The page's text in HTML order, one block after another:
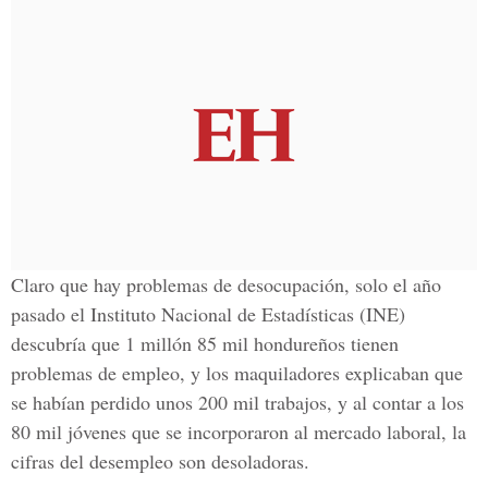
Claro que hay problemas de desocupación, solo el año
pasado el Instituto Nacional de Estadísticas (INE)
descubría que 1 millón 85 mil hondureños tienen
problemas de empleo, y los maquiladores explicaban que
se habían perdido unos 200 mil trabajos, y al contar a los
80 mil jóvenes que se incorporaron al mercado laboral, la
cifras del desempleo son desoladoras.